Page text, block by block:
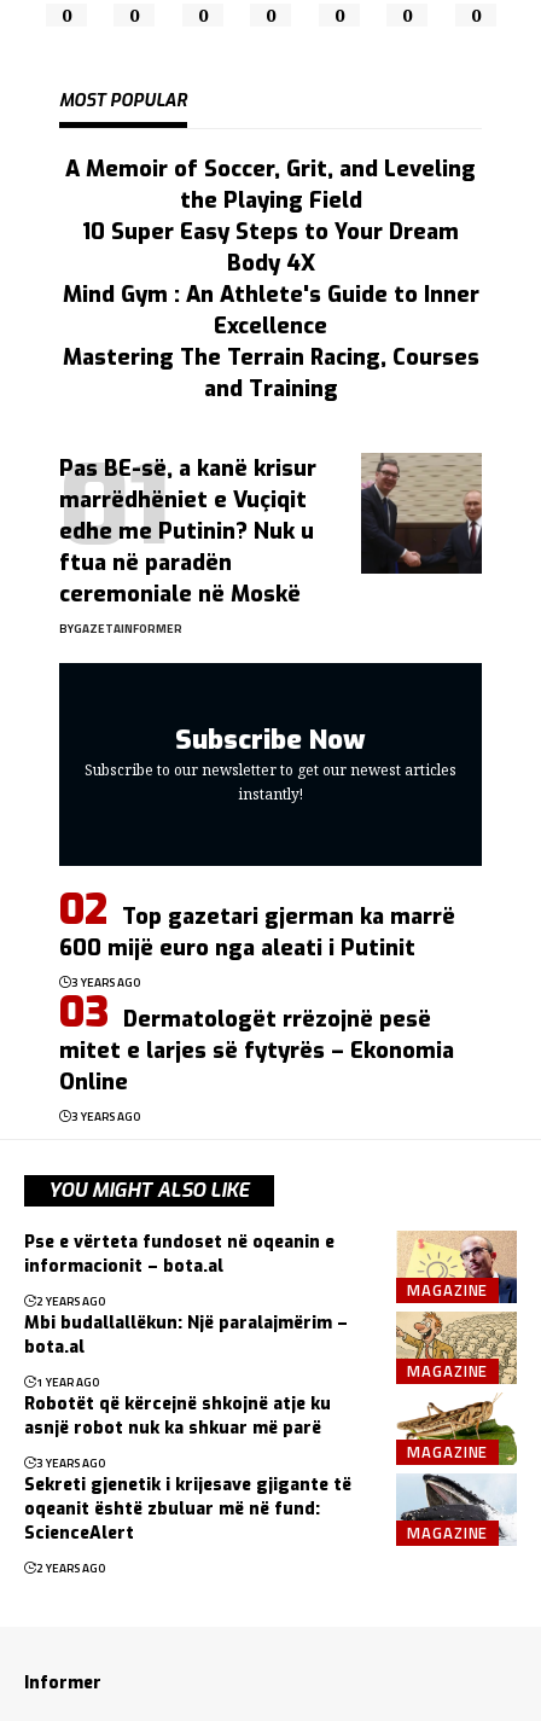
0 0 0 0 0 0 0
MOST POPULAR
A Memoir of Soccer, Grit, and Leveling
the Playing Field
10 Super Easy Steps to Your Dream
Body 4X
Mind Gym : An Athlete's Guide to Inner
Excellence
Mastering The Terrain Racing, Courses
and Training
Pas BE-së, a kanë krisur
marrëdhëniet e Vuçiqit
edhe me Putinin? Nuk u
ftua në paradën
ceremoniale në Moskë
BYGAZETAINFORMER
Subscribe Now
Subscribe to our newsletter to get our newest articles
instantly!
Top gazetari gjerman ka marrë
600 mijë euro nga aleati i Putinit
3 YEARS AGO
Dermatologët rrëzojnë pesë
mitet e larjes së fytyrës – Ekonomia
Online
3 YEARS AGO
YOU MIGHT ALSO LIKE
MAGAZINE
Pse e vërteta fundoset në oqeanin e
informacionit – bota.al
2 YEARS AGO
MAGAZINE
Mbi budallallëkun: Një paralajmërim –
bota.al
1 YEAR AGO
MAGAZINE
Robotët që kërcejnë shkojnë atje ku
asnjë robot nuk ka shkuar më parë
3 YEARS AGO
MAGAZINE
Sekreti gjenetik i krijesave gjigante të
oqeanit është zbuluar më në fund:
ScienceAlert
2 YEARS AGO
Informer